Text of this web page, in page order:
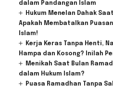
dalam Pandangan Islam
Hukum Menelan Dahak
Apakah Membatalkan
Islam!
Kerja Keras Tanpa Henti,
Hampa dan Kosong? Inilah
Menikah Saat Bulan
dalam Hukum Islam?
Puasa Ramadhan Tanpa